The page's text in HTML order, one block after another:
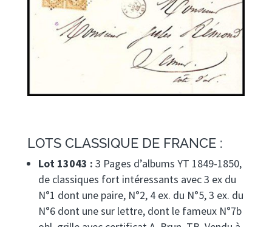
LOTS CLASSIQUE DE FRANCE :
Lot 13043 : 3 Pages d’albums YT 1849-1850,
de classiques fort intéressants avec 3 ex du
N°1 dont une paire, N°2, 4 ex. du N°5, 3 ex. du
N°6 dont une sur lettre, dont le fameux N°7b